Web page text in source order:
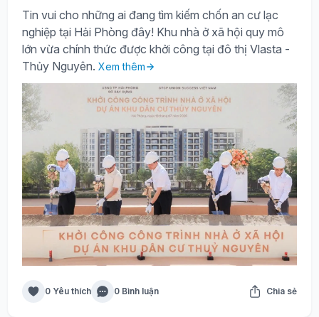
Tin vui cho những ai đang tìm kiếm chốn an cư lạc
nghiệp tại Hải Phòng đây! Khu nhà ở xã hội quy mô
lớn vừa chính thức được khởi công tại đô thị Vlasta -
Thủy Nguyên. Xem thêm
0 Yêu thích 0 Bình luận Chia sẻ